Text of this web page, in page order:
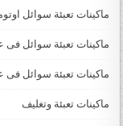
ماكينات تعبئة سوائل
ماكينات تعبئة سوائل فى
ماكينات تعبئة سوائل فى
ماكينات تعبئة وتغليف